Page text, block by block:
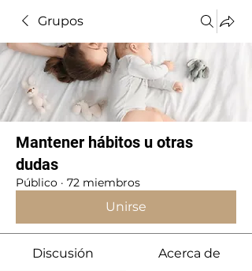
Grupos
Mantener hábitos u otras
dudas
Público · 72 miembros
Unirse
Discusión Acerca de